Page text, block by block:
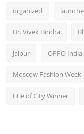
organized
Dr. Vivek Bindra
Jaipur OPPO India
Moscow Fashion Week
title of City Winner